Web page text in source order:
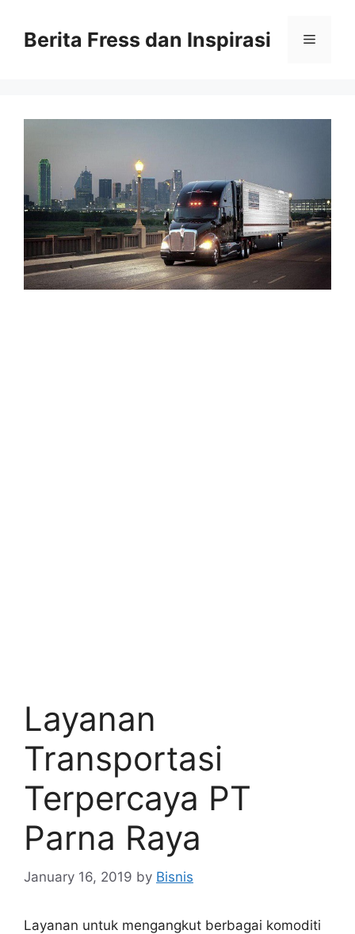
contentBerita Fress dan Inspirasi Menu
Layanan
Transportasi
Terpercaya PT
Parna Raya
January 16, 2019 by Bisnis
Layanan untuk mengangkut berbagai komoditi